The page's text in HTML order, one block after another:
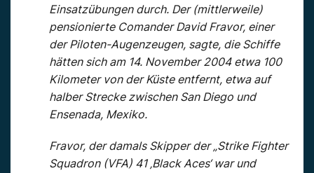
Einsatzübungen durch. Der (mittlerweile)
pensionierte Comander David Fravor, einer
der Piloten-Augenzeugen, sagte, die Schiffe
hätten sich am 14. November 2004 etwa 100
Kilometer von der Küste entfernt, etwa auf
halber Strecke zwischen San Diego und
Ensenada, Mexiko.
Fravor, der damals Skipper der „Strike Fighter
Squadron (VFA) 41 ‚Black Aces‘ war und